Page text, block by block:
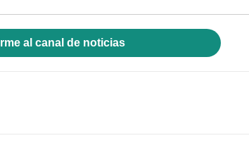
al canal de noticias